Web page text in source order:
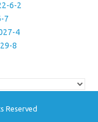
6-2
7
4
8
Reserved